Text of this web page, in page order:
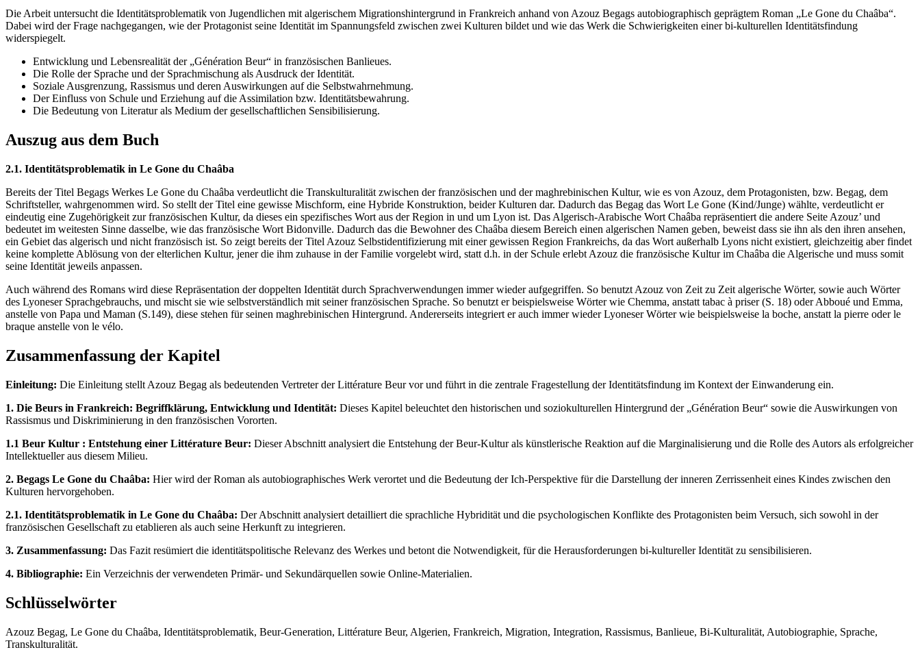
Die Arbeit untersucht die Identitätsproblematik von Jugendlichen mit algerischem Migrationshintergrund in Frankreich anhand von Azouz Begags autobiographisch geprägtem Roman „Le Gone du Chaâba“.
Dabei wird der Frage nachgegangen, wie der Protagonist seine Identität im Spannungsfeld zwischen zwei Kulturen bildet und wie das Werk die Schwierigkeiten einer bi-kulturellen Identitätsfindung
widerspiegelt.
Entwicklung und Lebensrealität der „Génération Beur“ in französischen Banlieues.
Die Rolle der Sprache und der Sprachmischung als Ausdruck der Identität.
Soziale Ausgrenzung, Rassismus und deren Auswirkungen auf die Selbstwahrnehmung.
Der Einfluss von Schule und Erziehung auf die Assimilation bzw. Identitätsbewahrung.
Die Bedeutung von Literatur als Medium der gesellschaftlichen Sensibilisierung.
Auszug aus dem Buch
2.1. Identitätsproblematik in Le Gone du Chaâba
Bereits der Titel Begags Werkes Le Gone du Chaâba verdeutlicht die Transkulturalität zwischen der französischen und der maghrebinischen Kultur, wie es von Azouz, dem Protagonisten, bzw. Begag, dem
Schriftsteller, wahrgenommen wird. So stellt der Titel eine gewisse Mischform, eine Hybride Konstruktion, beider Kulturen dar. Dadurch das Begag das Wort Le Gone (Kind/Junge) wählte, verdeutlicht er
eindeutig eine Zugehörigkeit zur französischen Kultur, da dieses ein spezifisches Wort aus der Region in und um Lyon ist. Das Algerisch-Arabische Wort Chaâba repräsentiert die andere Seite Azouz’ und
bedeutet im weitesten Sinne dasselbe, wie das französische Wort Bidonville. Dadurch das die Bewohner des Chaâba diesem Bereich einen algerischen Namen geben, beweist dass sie ihn als den ihren ansehen,
ein Gebiet das algerisch und nicht französisch ist. So zeigt bereits der Titel Azouz Selbstidentifizierung mit einer gewissen Region Frankreichs, da das Wort außerhalb Lyons nicht existiert, gleichzeitig aber findet
keine komplette Ablösung von der elterlichen Kultur, jener die ihm zuhause in der Familie vorgelebt wird, statt d.h. in der Schule erlebt Azouz die französische Kultur im Chaâba die Algerische und muss somit
seine Identität jeweils anpassen.
Auch während des Romans wird diese Repräsentation der doppelten Identität durch Sprachverwendungen immer wieder aufgegriffen. So benutzt Azouz von Zeit zu Zeit algerische Wörter, sowie auch Wörter
des Lyoneser Sprachgebrauchs, und mischt sie wie selbstverständlich mit seiner französischen Sprache. So benutzt er beispielsweise Wörter wie Chemma, anstatt tabac à priser (S. 18) oder Abboué und Emma,
anstelle von Papa und Maman (S.149), diese stehen für seinen maghrebinischen Hintergrund. Andererseits integriert er auch immer wieder Lyoneser Wörter wie beispielsweise la boche, anstatt la pierre oder le
braque anstelle von le vélo.
Zusammenfassung der Kapitel
Einleitung: Die Einleitung stellt Azouz Begag als bedeutenden Vertreter der Littérature Beur vor und führt in die zentrale Fragestellung der Identitätsfindung im Kontext der Einwanderung ein.
1. Die Beurs in Frankreich: Begriffklärung, Entwicklung und Identität: Dieses Kapitel beleuchtet den historischen und soziokulturellen Hintergrund der „Génération Beur“ sowie die Auswirkungen von
Rassismus und Diskriminierung in den französischen Vororten.
1.1 Beur Kultur : Entstehung einer Littérature Beur: Dieser Abschnitt analysiert die Entstehung der Beur-Kultur als künstlerische Reaktion auf die Marginalisierung und die Rolle des Autors als erfolgreicher
Intellektueller aus diesem Milieu.
2. Begags Le Gone du Chaâba: Hier wird der Roman als autobiographisches Werk verortet und die Bedeutung der Ich-Perspektive für die Darstellung der inneren Zerrissenheit eines Kindes zwischen den
Kulturen hervorgehoben.
2.1. Identitätsproblematik in Le Gone du Chaâba: Der Abschnitt analysiert detailliert die sprachliche Hybridität und die psychologischen Konflikte des Protagonisten beim Versuch, sich sowohl in der
französischen Gesellschaft zu etablieren als auch seine Herkunft zu integrieren.
3. Zusammenfassung: Das Fazit resümiert die identitätspolitische Relevanz des Werkes und betont die Notwendigkeit, für die Herausforderungen bi-kultureller Identität zu sensibilisieren.
4. Bibliographie: Ein Verzeichnis der verwendeten Primär- und Sekundärquellen sowie Online-Materialien.
Schlüsselwörter
Azouz Begag, Le Gone du Chaâba, Identitätsproblematik, Beur-Generation, Littérature Beur, Algerien, Frankreich, Migration, Integration, Rassismus, Banlieue, Bi-Kulturalität, Autobiographie, Sprache,
Transkulturalität.